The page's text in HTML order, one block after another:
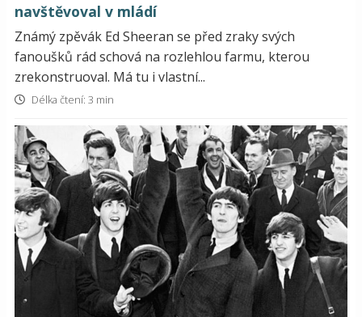
navštěvoval v mládí
Známý zpěvák Ed Sheeran se před zraky svých
fanoušků rád schová na rozlehlou farmu, kterou
zrekonstruoval. Má tu i vlastní...
Délka čtení: 3 min